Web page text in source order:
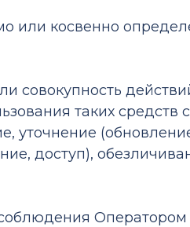
или косвенно
совокупность
таких средств
уточнение
доступ),
соблюдения